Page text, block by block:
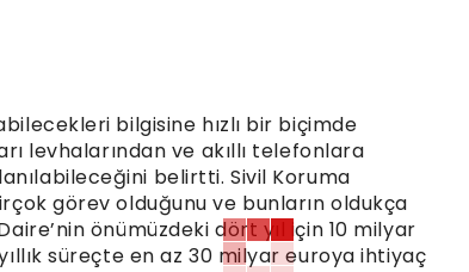
bilgisine hızlı bir biçimde
levhalarından ve akıllı telefonlara
belirtti. Sivil Koruma
görev olduğunu ve bunların oldukça
önümüzdeki dört yıl için 10 milyar
süreçte en az 30 milyar euroya ihtiyaç